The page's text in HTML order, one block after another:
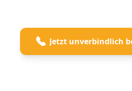
Jetzt unverbindlich